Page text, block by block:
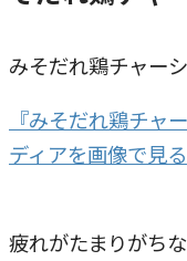
みそだれ鶏チャー
『みそだれ鶏チャ
ディアを画像で見る
疲れがたまりがち